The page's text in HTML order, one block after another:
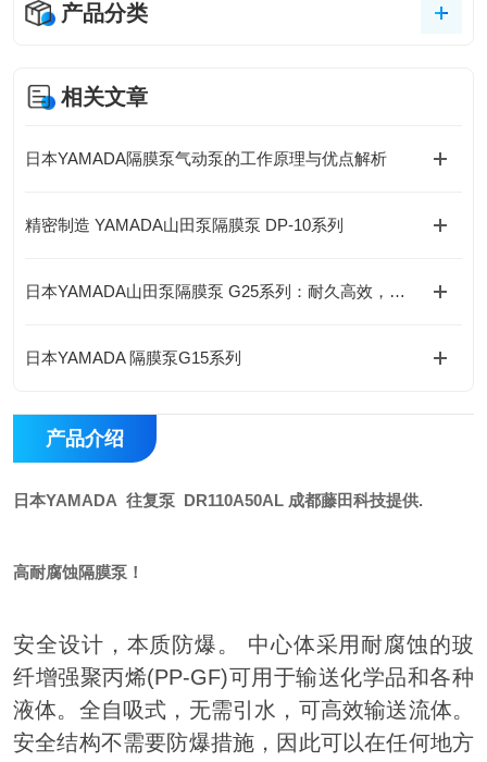
产品分类
相关文章
日本YAMADA隔膜泵气动泵的工作原理与优点解析
精密制造 YAMADA山田泵隔膜泵 DP-10系列
日本YAMADA山田泵隔膜泵 G25系列：耐久高效，持久稳定
日本YAMADA 隔膜泵G15系列
产品介绍
日本YAMADA 往复泵 DR110A50AL 成都藤田科技提供.
高耐腐蚀隔膜泵！
安全设计，本质防爆。 中心体采用耐腐蚀的玻
纤增强聚丙烯(PP-GF)可用于输送化学品和各种
液体。 全自吸式，无需引水，可高效输送流体。
安全结构不需要防爆措施，因此可以在任何地方